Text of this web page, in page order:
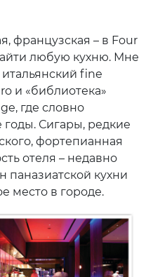
французская – в Four
любую кухню. Мне
fine
и «библиотека»
где словно
Сигары, редкие
фортепианная
отеля – недавно
паназиатской кухни
место в городе.